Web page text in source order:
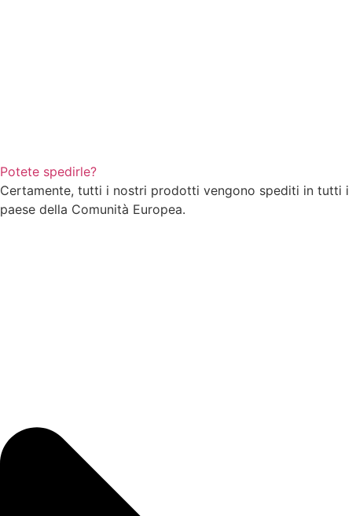
Potete spedirle?
Certamente, tutti i nostri prodotti vengono spediti in tutti i
paese della Comunità Europea.